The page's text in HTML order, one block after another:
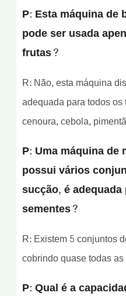
P: Esta máquina de
pode ser usada
frutas?
R: Não, esta máquina
adequada para todos
cenoura, cebola,
P: Uma máquina
possui vários
sucção, é
sementes?
R: Existem 5 conjuntos
cobrindo quase todas
P: Qual é a